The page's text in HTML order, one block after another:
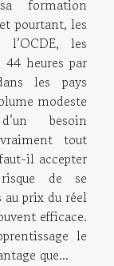
formation
pourtant, les
les
heures par
les pays
modeste
besoin
tout
il accepter
de se
au prix du réel
efficace.
le
que...